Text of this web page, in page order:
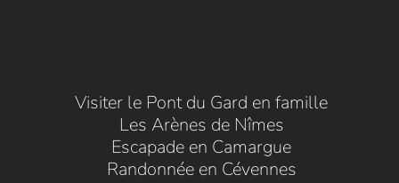
Visiter le Pont du Gard en famille
Les Arènes de Nîmes
Escapade en Camargue
Randonnée en Cévennes